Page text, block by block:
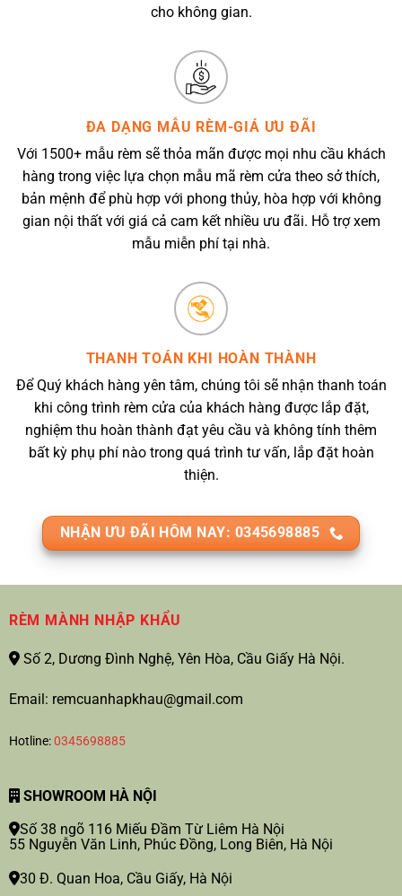
cho không gian.
ĐA DẠNG MẪU RÈM-GIÁ ƯU ĐÃI
Với 1500+ mẫu rèm sẽ thỏa mãn được mọi nhu cầu khách
hàng trong việc lựa chọn mẫu mã rèm cửa theo sở thích,
bản mệnh để phù hợp với phong thủy, hòa hợp với không
gian nội thất với giá cả cam kết nhiều ưu đãi. Hỗ trợ xem
mẫu miễn phí tại nhà.
THANH TOÁN KHI HOÀN THÀNH
Để Quý khách hàng yên tâm, chúng tôi sẽ nhận thanh toán
khi công trình rèm cửa của khách hàng được lắp đặt,
nghiệm thu hoàn thành đạt yêu cầu và không tính thêm
bất kỳ phụ phí nào trong quá trình tư vấn, lắp đặt hoàn
thiện.
NHẬN ƯU ĐÃI HÔM NAY: 0345698885
RÈM MÀNH NHẬP KHẨU
Số 2, Dương Đình Nghệ, Yên Hòa, Cầu Giấy Hà Nội.
Email: remcuanhapkhau@gmail.com
Hotline:0345698885
SHOWROOM HÀ NỘI
Số 38 ngõ 116 Miếu Đầm Từ Liêm Hà Nội
55 Nguyễn Văn Linh, Phúc Đồng, Long Biên, Hà Nội
30 Đ. Quan Hoa, Cầu Giấy, Hà Nội